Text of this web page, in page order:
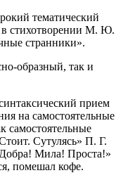
тематический
в стихотворении М. Ю.
странники».
образный, так и
прием
на самостоятельные
самостоятельные
Сутулясь» П. Г.
Мила! Проста!»
помешал кофе.